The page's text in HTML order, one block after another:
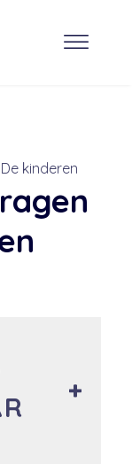
De kinderen